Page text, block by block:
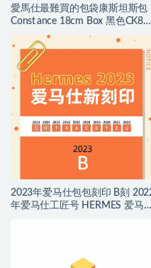
愛馬仕最難買的包袋康斯坦斯包
Const ance 18cm Box 黑色CK89
2023年爱马仕包包刻印 B刻
年爱马仕工匠号 HERMES 爱马仕